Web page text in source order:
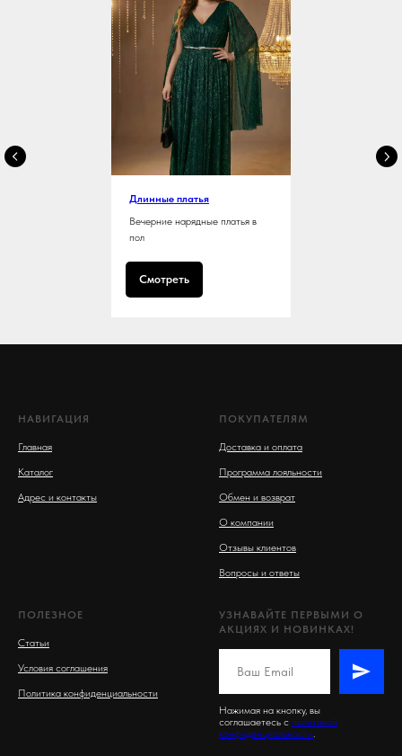
Длинные платья
Вечерние нарядные платья в
пол
Смотреть
НАВИГАЦИЯ
Главная
Каталог
Адрес и контакты
ПОКУПАТЕЛЯМ
Доставка и оплата
Программа лояльности
Обмен и возврат
О компании
Отзывы клиентов
Вопросы и ответы
ПОЛЕЗНОЕ
Статьи
Условия соглашения
Политика конфиденциальности
УЗНАВАЙТЕ ПЕРВЫМИ О
АКЦИЯХ И НОВИНКАХ!
Нажимая на кнопку, вы
соглашаетесь c политикой
конфиденциальности.